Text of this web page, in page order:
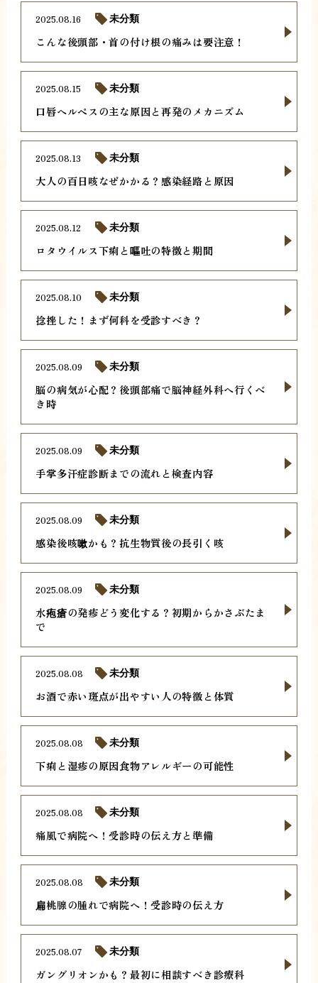
こんな後頭部・首の付け根の痛みは要注意！
2025.08.16 未分類
口唇ヘルペスの主な原因と再発のメカニズム
2025.08.15 未分類
大人の百日咳なぜかかる？感染経路と原因
2025.08.13 未分類
ロタウイルス下痢と嘔吐の特徴と期間
2025.08.12 未分類
捻挫した！まず何科を受診すべき？
2025.08.10 未分類
脳の病気が心配？後頭部痛で脳神経外科へ行くべ
き時
2025.08.09 未分類
手掌多汗症診断までの流れと検査内容
2025.08.09 未分類
感染後咳嗽かも？抗生物質後の長引く咳
2025.08.09 未分類
水疱瘡の発疹どう変化する？初期からかさぶたま
で
2025.08.09 未分類
お酒で赤い斑点が出やすい人の特徴と体質
2025.08.08 未分類
下痢と湿疹の原因食物アレルギーの可能性
2025.08.08 未分類
痛風で病院へ！受診時の伝え方と準備
2025.08.08 未分類
扁桃腺の腫れで病院へ！受診時の伝え方
2025.08.08 未分類
ガングリオンかも？最初に相談すべき診療科
2025.08.07 未分類